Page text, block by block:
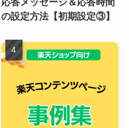
の設定方法【初期設定③】